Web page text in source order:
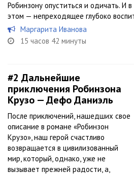
Робинзону опуститься и одичать. И в
этом — непреходящее глубоко
Маргарита Иванова
15 часов 42 минуты
#2 Дальнейшие
приключения Робинзона
Крузо — Дефо Даниэль
После приключений, нашедших свое
описание в романе «Робинзон
Крузо», наш герой счастливо
возвращается в цивилизованный
мир, который, однако, уже не
вызывает прежней радости, а,